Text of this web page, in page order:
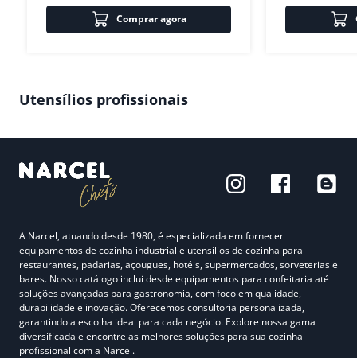
Comprar agora
Utensílios profissionais
A Narcel, atuando desde 1980, é especializada em fornecer
equipamentos de cozinha industrial e utensílios de cozinha para
restaurantes, padarias, açougues, hotéis, supermercados, sorveterias e
bares. Nosso catálogo inclui desde equipamentos para confeitaria até
soluções avançadas para gastronomia, com foco em qualidade,
durabilidade e inovação. Oferecemos consultoria personalizada,
garantindo a escolha ideal para cada negócio. Explore nossa gama
diversificada e encontre as melhores soluções para sua cozinha
profissional com a Narcel.